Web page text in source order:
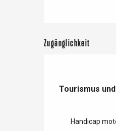
Zugänglichkeit
Tourismus
Tourismus
Handicap